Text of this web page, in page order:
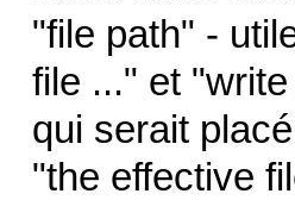
"file path" -
file ..." et
qui serait
"the effective